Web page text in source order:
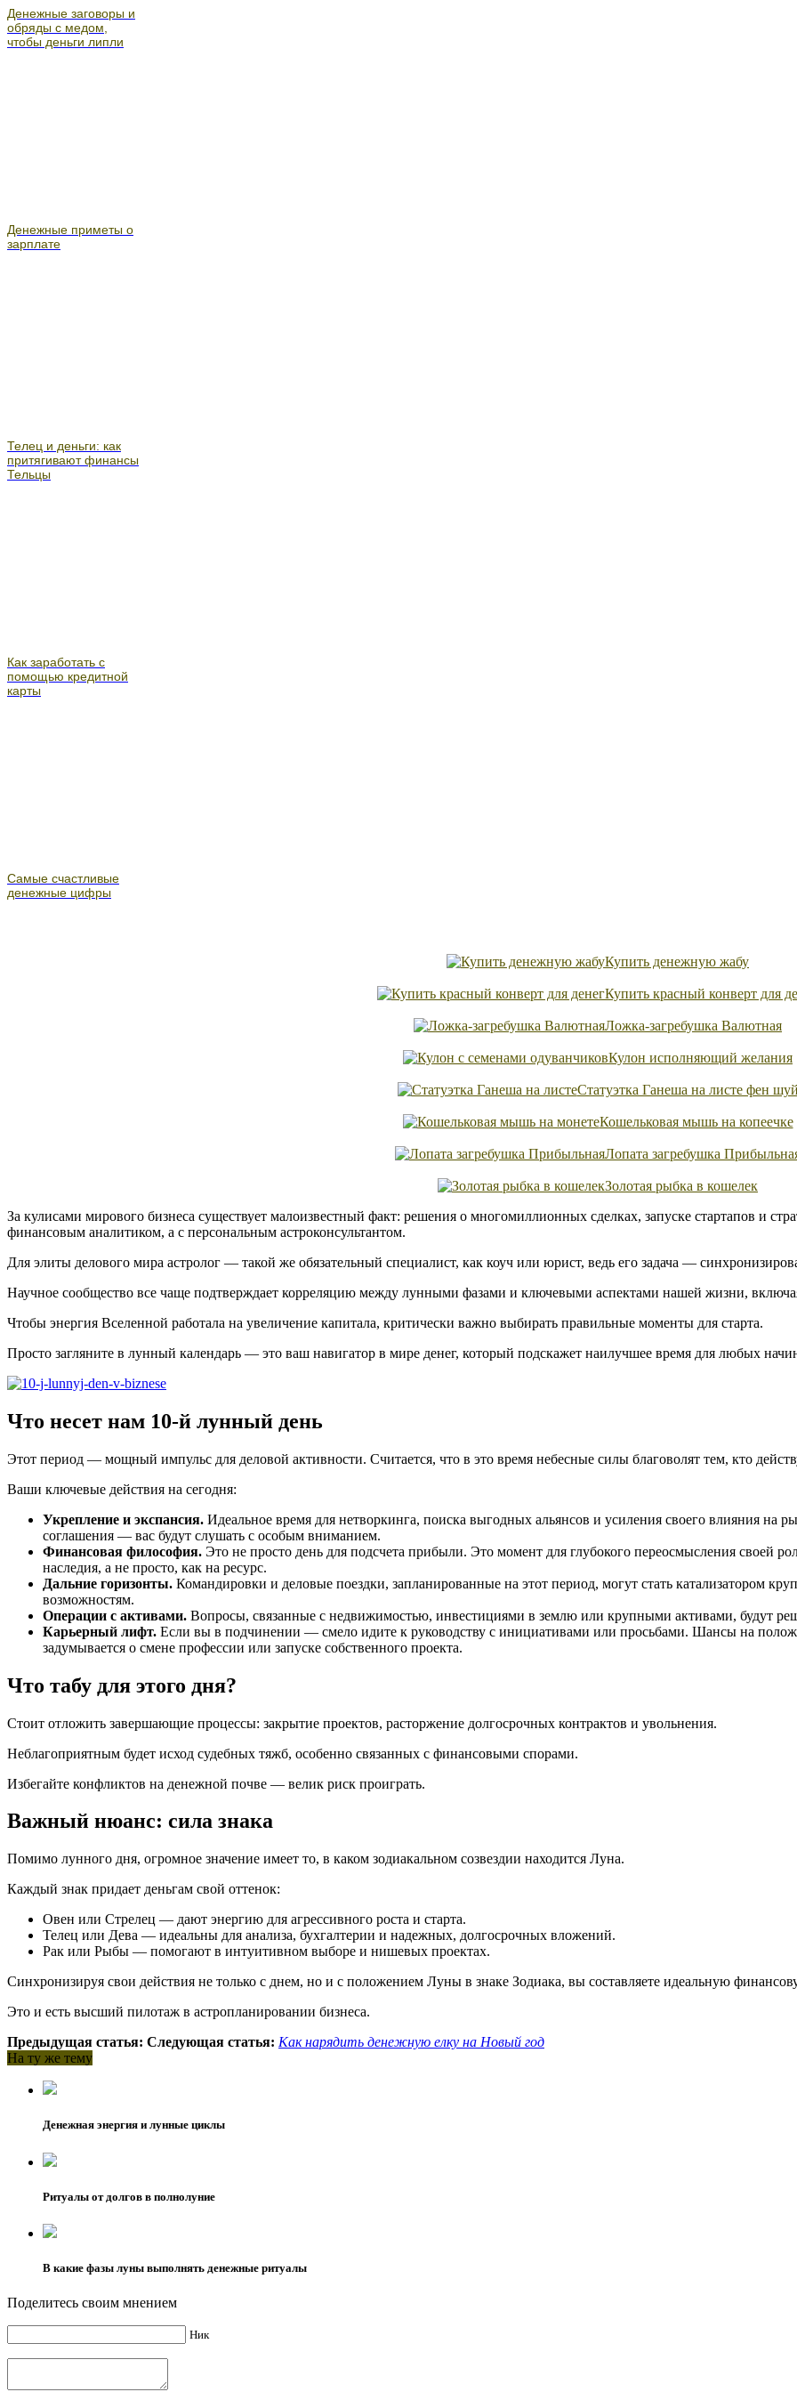
Денежные заговоры и
обряды с медом,
чтобы деньги липли
Денежные приметы о
зарплате
Телец и деньги: как
притягивают финансы
Тельцы
Как заработать с
помощью кредитной
карты
Самые счастливые
денежные цифры
Купить денежную жабу
Купить красный конверт для
Ложка-загребушка Валютная
Кулон исполняющий желания
Статуэтка Ганеша на листе фен шуй
Кошельковая мышь на копеечке
Лопата загребушка
Золотая рыбка в кошелек
За кулисами мирового бизнеса существует малоизвестный факт: решения о многомиллионных сделках, запуске стартапов и
финансовым аналитиком, а с персональным астроконсультантом.
Для элиты делового мира астролог — такой же обязательный специалист, как коуч или юрист, ведь его задача —
Научное сообщество все чаще подтверждает корреляцию между лунными фазами и ключевыми аспектами нашей жизни,
Чтобы энергия Вселенной работала на увеличение капитала, критически важно выбирать правильные моменты для старта.
Просто загляните в лунный календарь — это ваш навигатор в мире денег, который подскажет наилучшее время для любых
Что несет нам 10-й лунный день
Этот период — мощный импульс для деловой активности. Считается, что в это время небесные силы благоволят тем, кто
Ваши ключевые действия на сегодня:
Укрепление и экспансия. Идеальное время для нетворкинга, поиска выгодных альянсов и усиления своего влияния на
соглашения — вас будут слушать с особым вниманием.
Финансовая философия. Это не просто день для подсчета прибыли. Это момент для глубокого переосмысления своей
наследия, а не просто, как на ресурс.
Дальние горизонты. Командировки и деловые поездки, запланированные на этот период, могут стать катализатором
возможностям.
Операции с активами. Вопросы, связанные с недвижимостью, инвестициями в землю или крупными активами, будут
Карьерный лифт. Если вы в подчинении — смело идите к руководству с инициативами или просьбами. Шансы на
задумывается о смене профессии или запуске собственного проекта.
Что табу для этого дня?
Стоит отложить завершающие процессы: закрытие проектов, расторжение долгосрочных контрактов и увольнения.
Неблагоприятным будет исход судебных тяжб, особенно связанных с финансовыми спорами.
Избегайте конфликтов на денежной почве — велик риск проиграть.
Важный нюанс: сила знака
Помимо лунного дня, огромное значение имеет то, в каком зодиакальном созвездии находится Луна.
Каждый знак придает деньгам свой оттенок:
Овен или Стрелец — дают энергию для агрессивного роста и старта.
Телец или Дева — идеальны для анализа, бухгалтерии и надежных, долгосрочных вложений.
Рак или Рыбы — помогают в интуитивном выборе и нишевых проектах.
Синхронизируя свои действия не только с днем, но и с положением Луны в знаке Зодиака, вы составляете идеальную
Это и есть высший пилотаж в астропланировании бизнеса.
Предыдущая статья: Следующая статья: Как нарядить денежную елку на Новый год
На ту же тему
Денежная энергия и лунные циклы
Ритуалы от долгов в полнолуние
В какие фазы луны выполнять денежные ритуалы
Поделитесь своим мнением
Ник